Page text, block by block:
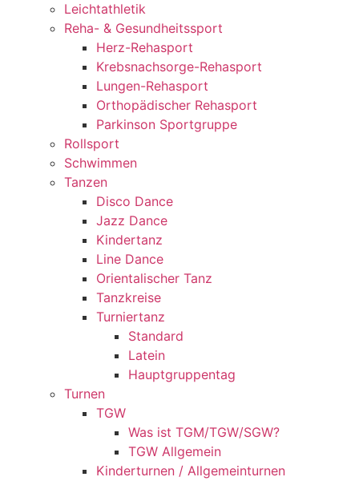
Leichtathletik
Reha- & Gesundheitssport
Herz-Rehasport
Krebsnachsorge-Rehasport
Lungen-Rehasport
Orthopädischer Rehasport
Parkinson Sportgruppe
Rollsport
Schwimmen
Tanzen
Disco Dance
Jazz Dance
Kindertanz
Line Dance
Orientalischer Tanz
Tanzkreise
Turniertanz
Standard
Latein
Hauptgruppentag
Turnen
TGW
Was ist TGM/TGW/SGW?
TGW Allgemein
Kinderturnen / Allgemeinturnen